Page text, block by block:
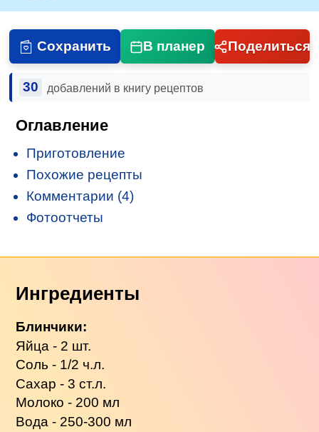
Сохранить В планер Поделиться
30 добавлений в книгу рецептов
Оглавление
Приготовление
Похожие рецепты
Комментарии (4)
Фотоотчеты
Ингредиенты
Блинчики:
Яйца - 2 шт.
Соль - 1/2 ч.л.
Сахар - 3 ст.л.
Молоко - 200 мл
Вода - 250-300 мл